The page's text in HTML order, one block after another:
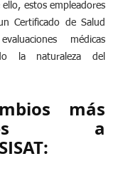
estos empleadores
Certificado de Salud
médicas
la naturaleza del
más
a